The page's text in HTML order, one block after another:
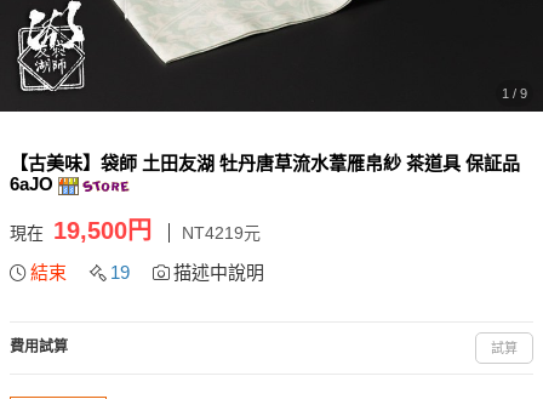
1 / 9
【古美味】袋師 土田友湖 牡丹唐草流水葦雁帛紗 茶道具 保証品
6aJO
現在 19,500円 NT4219元
結束 19 描述中說明
費用試算 試算